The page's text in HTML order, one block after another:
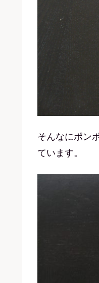
そんなにポン
ています。